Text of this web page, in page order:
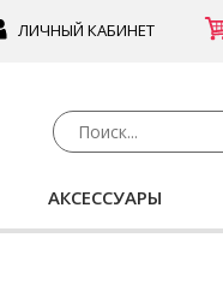
ЛИЧНЫЙ КАБИНЕТ
АКСЕССУАРЫ